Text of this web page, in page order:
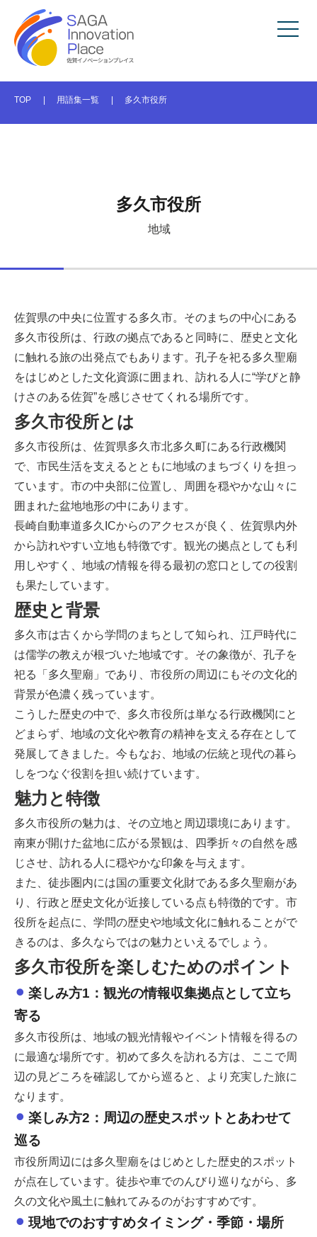
TOP 用語集一覧 多久市役所
多久市役所
地域
佐賀県の中央に位置する多久市。そのまちの中心にある
多久市役所は、行政の拠点であると同時に、歴史と文化
に触れる旅の出発点でもあります。孔子を祀る多久聖廟
をはじめとした文化資源に囲まれ、訪れる人に“学びと静
けさのある佐賀”を感じさせてくれる場所です。
多久市役所とは
多久市役所は、佐賀県多久市北多久町にある行政機関
で、市民生活を支えるとともに地域のまちづくりを担っ
ています。市の中央部に位置し、周囲を穏やかな山々に
囲まれた盆地地形の中にあります。
長崎自動車道多久ICからのアクセスが良く、佐賀県内外
から訪れやすい立地も特徴です。観光の拠点としても利
用しやすく、地域の情報を得る最初の窓口としての役割
も果たしています。
歴史と背景
多久市は古くから学問のまちとして知られ、江戸時代に
は儒学の教えが根づいた地域です。その象徴が、孔子を
祀る「多久聖廟」であり、市役所の周辺にもその文化的
背景が色濃く残っています。
こうした歴史の中で、多久市役所は単なる行政機関にと
どまらず、地域の文化や教育の精神を支える存在として
発展してきました。今もなお、地域の伝統と現代の暮ら
しをつなぐ役割を担い続けています。
魅力と特徴
多久市役所の魅力は、その立地と周辺環境にあります。
南東が開けた盆地に広がる景観は、四季折々の自然を感
じさせ、訪れる人に穏やかな印象を与えます。
また、徒歩圏内には国の重要文化財である多久聖廟があ
り、行政と歴史文化が近接している点も特徴的です。市
役所を起点に、学問の歴史や地域文化に触れることがで
きるのは、多久ならではの魅力といえるでしょう。
多久市役所を楽しむためのポイント
楽しみ方1：観光の情報収集拠点として立ち
寄る
多久市役所は、地域の観光情報やイベント情報を得るの
に最適な場所です。初めて多久を訪れる方は、ここで周
辺の見どころを確認してから巡ると、より充実した旅に
なります。
楽しみ方2：周辺の歴史スポットとあわせて
巡る
市役所周辺には多久聖廟をはじめとした歴史的スポット
が点在しています。徒歩や車でのんびり巡りながら、多
久の文化や風土に触れてみるのがおすすめです。
現地でのおすすめタイミング・季節・場所